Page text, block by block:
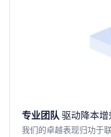
专业团队驱动降本增
我们的卓越表现归功于